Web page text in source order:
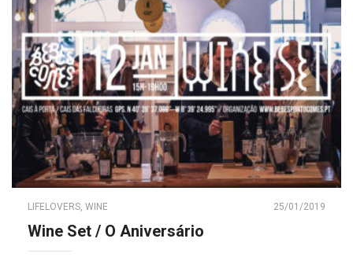
LIFELOVERS WINE 25/01/2019
Wine Set / O Aniversário